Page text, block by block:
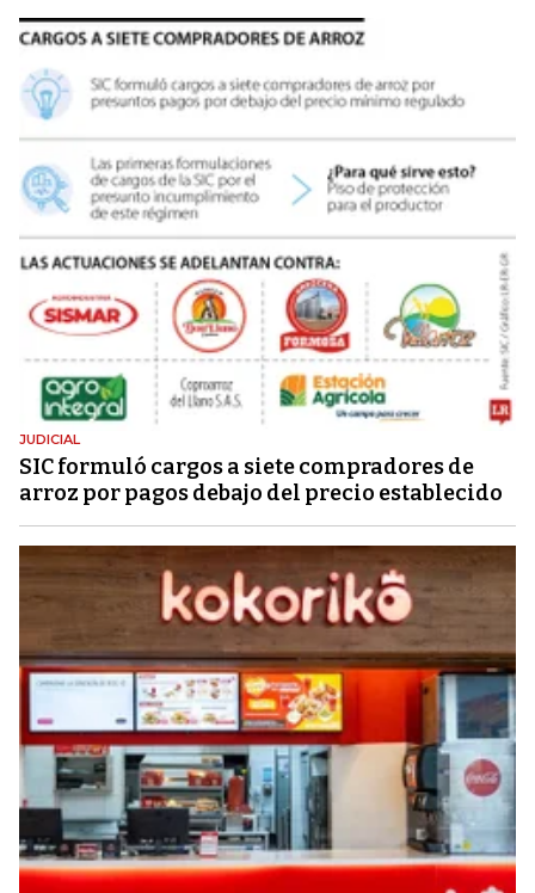
JUDICIAL
SIC formuló cargos a siete compradores de
arroz por pagos debajo del precio establecido